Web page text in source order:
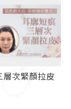
層次緊顏拉皮